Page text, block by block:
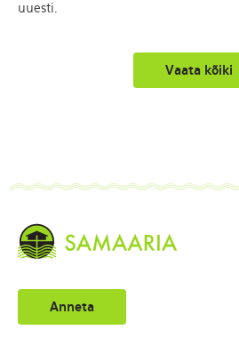
uuesti.
Vaata kõiki
Anneta